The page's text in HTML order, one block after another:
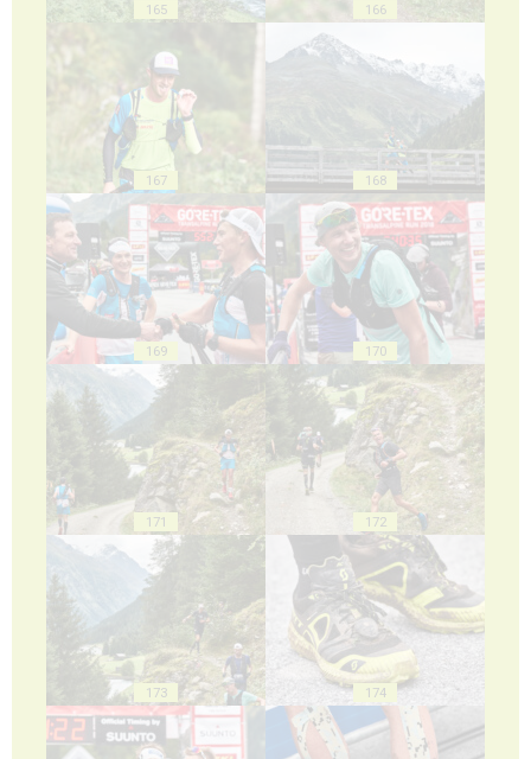
165 166
167 168
169 170
171 172
173 174